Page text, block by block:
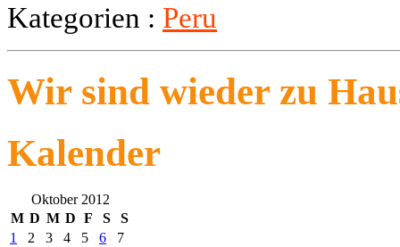
Kategorien : Peru
Wir sind wieder zu
Kalender
Oktober 2012
M D M D F S
S
1
2 3 4 5 6
7